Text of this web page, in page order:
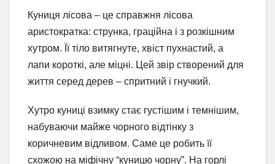
Куниця лісова – це справжня лісова
аристократка: струнка, граційна і з розкішним
хутром. Її тіло витягнуте, хвіст пухнастий, а
лапи короткі, але міцні. Цей звір створений для
життя серед дерев – спритний і гнучкий.
Хутро куниці взимку стає густішим і темнішим,
набуваючи майже чорного відтінку з
коричневим відливом. Саме це робить її
схожою на міфічну “куницю чорну”. На горлі